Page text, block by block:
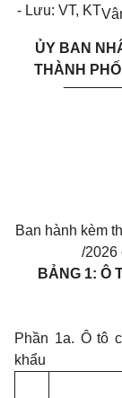
- Lưu: VT, KTV
ỦY BAN
THÀNH PHỐ
Ban hành kèm
/2026
BẢNG 1: Ô
Phần 1a. Ô tô
khẩu